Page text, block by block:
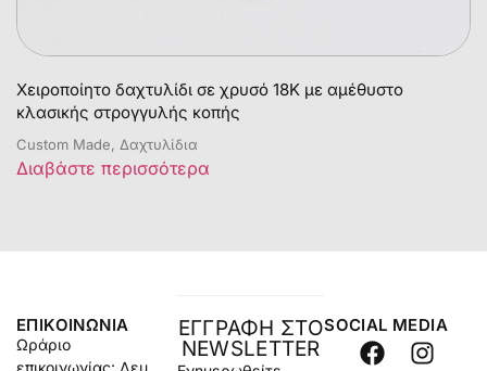
Χειροποίητο δαχτυλίδι σε χρυσό 18Κ με αμέθυστο
κλασικής στρογγυλής κοπής
Custom Made, Δαχτυλίδια
Διαβάστε περισσότερα
ΕΠΙΚΟΙΝΩΝΊΑ
Ωράριο
επικοινωνίας: Δευ
ΕΓΓΡΑΦΗ ΣΤΟ
NEWSLETTER
SOCIAL MEDIA